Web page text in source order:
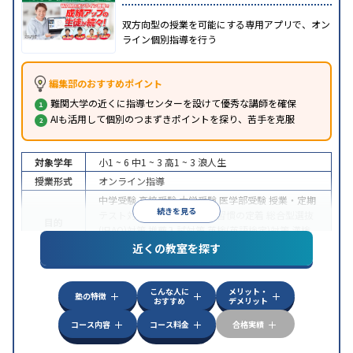
双方向型の授業を可能にする専用アプリで、オン
ライン個別指導を行う
編集部のおすすめポイント
難関大学の近くに指導センターを設けて優秀な講師を確保
AIも活用して個別のつまずきポイントを探り、苦手を克服
続きを見る
対象学年 小1 ~ 6 中1 ~ 3 高1 ~ 3 浪人生
授業形式
オンライン指導
中学受験高校受験大学受験 医学部受験 授業・定期
テスト対策
内申点対策 学習習慣の定着
(旧AO)対策推薦入試対策英検(英語検定)対策漢検
(漢字検定)対策
中高一貫校生に対応成績保証制度あり授業の振替
可能不登校生に対応学習にPC・タブレットを利用
オンライン対応1科目から受講可能
近くの教室を探す
塾の特徴
こんな人に
おすすめ
メリット・
デメリット
コース内容
コース料金 合格実績